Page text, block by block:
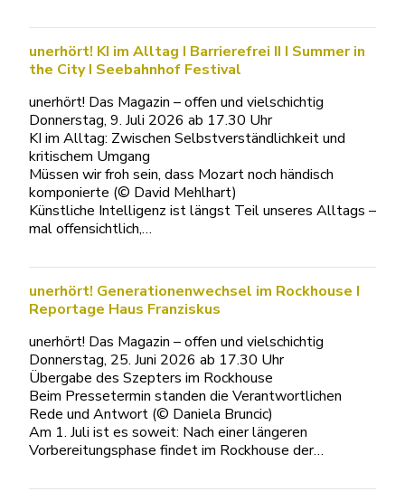
unerhört! KI im Alltag I Barrierefrei II I Summer in
the City I Seebahnhof Festival
unerhört! Das Magazin – offen und vielschichtig
Donnerstag, 9. Juli 2026 ab 17.30 Uhr
KI im Alltag: Zwischen Selbstverständlichkeit und
kritischem Umgang
Müssen wir froh sein, dass Mozart noch händisch
komponierte (© David Mehlhart)
Künstliche Intelligenz ist längst Teil unseres Alltags –
mal offensichtlich,…
unerhört! Generationenwechsel im Rockhouse I
Reportage Haus Franziskus
unerhört! Das Magazin – offen und vielschichtig
Donnerstag, 25. Juni 2026 ab 17.30 Uhr
Übergabe des Szepters im Rockhouse
Beim Pressetermin standen die Verantwortlichen
Rede und Antwort (© Daniela Bruncic)
Am 1. Juli ist es soweit: Nach einer längeren
Vorbereitungsphase findet im Rockhouse der…